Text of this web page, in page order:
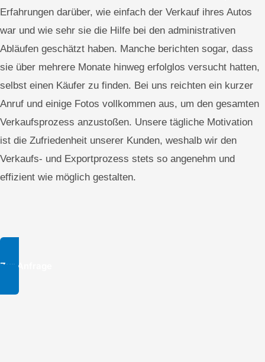
Erfahrungen darüber, wie einfach der Verkauf ihres Autos
war und wie sehr sie die Hilfe bei den administrativen
Abläufen geschätzt haben. Manche berichten sogar, dass
sie über mehrere Monate hinweg erfolglos versucht hatten,
selbst einen Käufer zu finden. Bei uns reichten ein kurzer
Anruf und einige Fotos vollkommen aus, um den gesamten
Verkaufsprozess anzustoßen. Unsere tägliche Motivation
ist die Zufriedenheit unserer Kunden, weshalb wir den
Verkaufs- und Exportprozess stets so angenehm und
effizient wie möglich gestalten.
Zur Anfrage